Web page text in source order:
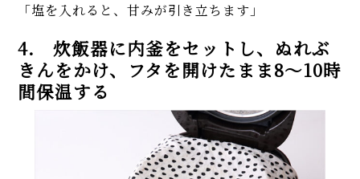
「塩を入れると、甘みが引き立ちます」
4. 炊飯器に内釜をセットし、ぬれぶ
きんをかけ、フタを開けたまま8～10時
間保温する